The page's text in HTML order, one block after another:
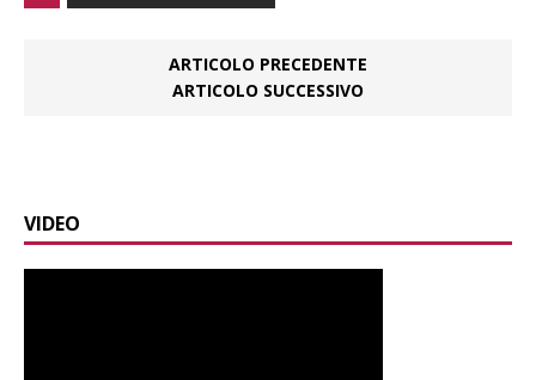
ARTICOLO PRECEDENTE
ARTICOLO SUCCESSIVO
VIDEO